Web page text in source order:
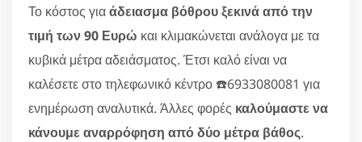
Το κόστος γιαάδειασμα βόθρου ξεκινά από την
τιμή των 90 Ευρώ και κλιμακώνεται ανάλογα με τα
κυβικά μέτρα αδειάσματος. Έτσι καλό είναι να
καλέσετε στο τηλεφωνικό κέντρο ☎️6933080081 για
ενημέρωση αναλυτικά. Άλλες φορές καλούμαστε να
κάνουμε αναρρόφηση από δύο μέτρα βάθος.